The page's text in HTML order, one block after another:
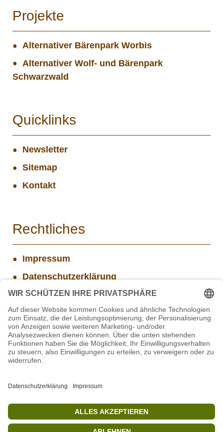
Projekte
Alternativer Bärenpark Worbis
Alternativer Wolf- und Bärenpark
Schwarzwald
Quicklinks
Newsletter
Sitemap
Kontakt
Rechtliches
Impressum
Datenschutzerklärung
AGB
Widerrufsbelehrung
Versand- und Zahlungsinformationen
Mitarbeiter/in Technik im Projekt SCHWARZWALD
Mitarbeiter(w/m/d) Imbiss - Betrieb im Projekt